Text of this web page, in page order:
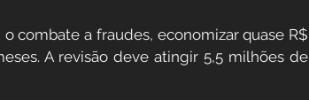
combate a fraudes, economizar quase R$
A revisão deve atingir 5,5 milhões de